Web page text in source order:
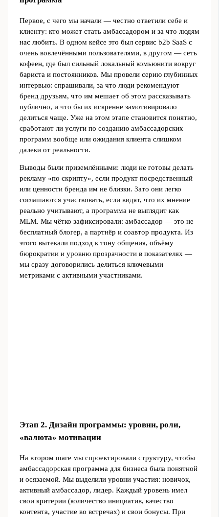
Первое, с чего мы начали — честно ответили себе и
клиенту: кто может стать амбассадором и за что людям
нас любить. В одном кейсе это был сервис b2b SaaS с
очень вовлечёнными пользователями, в другом — сеть
кофеен, где был сильный локальный комьюнити вокруг
бариста и постоянников. Мы провели серию глубинных
интервью: спрашивали, за что люди рекомендуют
бренд друзьям, что им мешает об этом рассказывать
публично, и что бы их искренне замотивировало
делиться чаще. Уже на этом этапе становится понятно,
сработают ли услуги по созданию амбассадорских
программ вообще или ожидания клиента слишком
далеки от реальности.
Выводы были приземлёнными: люди не готовы делать
рекламу «по скрипту», если продукт посредственный
или ценности бренда им не близки. Зато они легко
соглашаются участвовать, если видят, что их мнение
реально учитывают, а программа не выглядит как
MLM. Мы чётко зафиксировали: амбассадор — это не
бесплатный блогер, а партнёр и соавтор продукта. Из
этого вытекали подход к тону общения, объёму
бюрократии и уровню прозрачности в показателях —
мы сразу договорились делиться ключевыми
метриками с активными участниками.
Этап 2. Дизайн программы: уровни, роли,
«валюта» мотивации
На втором шаге мы спроектировали структуру, чтобы
амбассадорская программа для бизнеса была понятной
и осязаемой. Мы выделили уровни участия: новичок,
активный амбассадор, лидер. Каждый уровень имел
свои критерии (количество инициатив, качество
контента, участие во встречах) и свои бонусы. При